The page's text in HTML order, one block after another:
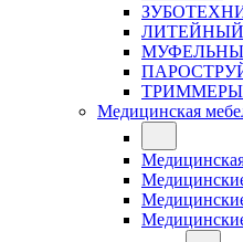
ТРИММЕРЫ
Медицинская